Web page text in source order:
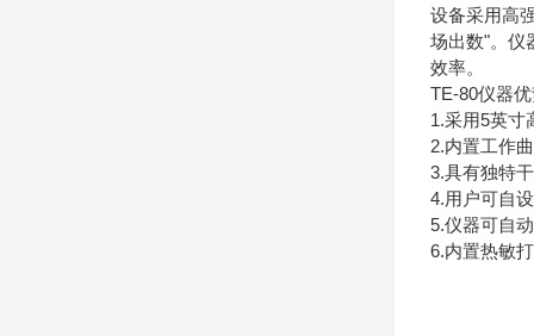
设备采用高
场出数"。仪
效率。
TE-80仪器
1.采用5英寸
2.内置工作
3.具有独特
4.用户可自
5.仪器可自
6.内置热敏